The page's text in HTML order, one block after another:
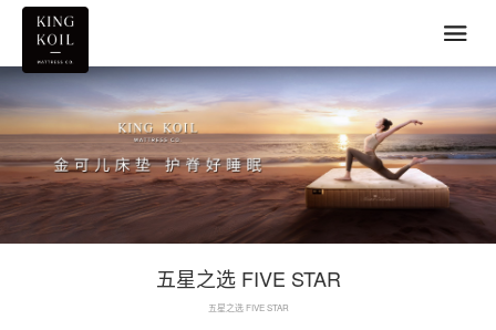
五星之选 FIVE STAR
五星之选 FIVE STAR